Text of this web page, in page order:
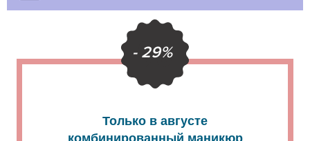
- 29%
Только в августе
комбинированный маникюр